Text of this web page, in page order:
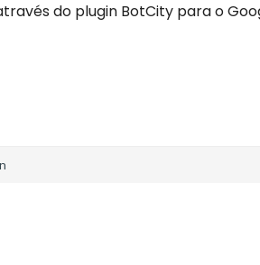
do plugin BotCity para o